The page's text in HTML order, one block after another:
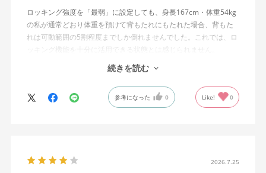
ロッキング強度を「最弱」に設定しても、身長167cm・体重54kg
の私が通常どおり体重を預けて背もたれにもたれた場合、背もた
れは可動範囲の5割程度までしか倒れませんでした。これでは、ロ
ッキング機能を十分に活用できる状態とは感じられません。
私は勤務先で約11年間、同シリーズのWizard2を使用していま
す。Wizard2にもロッキング強度調整機能が備わっており、最弱に
設定した場合は、通常どおり体重を預けることで背もたれは可動
含めれば私より体重の軽い利用者は数多くいると思われるため、
続きを読む
参考になった 0 Like! 0
2026.7.25